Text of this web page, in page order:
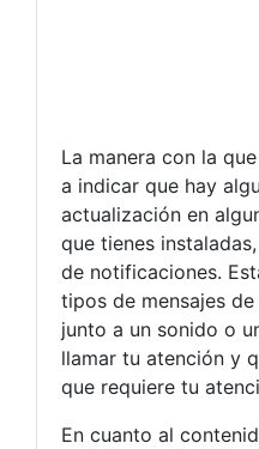
La manera con la
a indicar que hay
actualización en
que tienes
de notificaciones.
tipos de mensajes
junto a un sonido o
llamar tu atención y
que requiere tu
En cuanto al